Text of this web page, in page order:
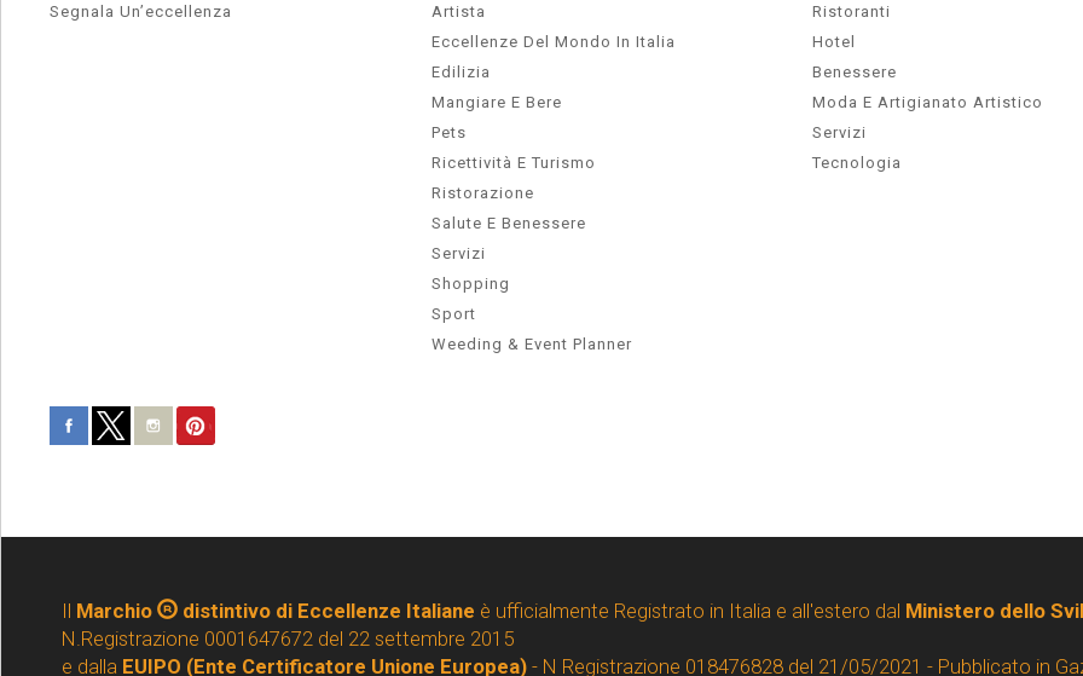
Segnala Un’eccellenza
Artista
Eccellenze Del Mondo In Italia
Edilizia
Mangiare E Bere
Pets
Ricettività E Turismo
Ristorazione
Salute E Benessere
Servizi
Shopping
Sport
Weeding & Event Planner
Ristoranti
Hotel
Benessere
Moda E Artigianato Artistico
Servizi
Tecnologia
Il Marchio distintivo di Eccellenze Italiane è ufficialmente Registrato in Italia e all'estero dal Ministero dello
N.Registrazione 0001647672 del 22 settembre 2015
e dalla EUIPO (Ente Certificatore Unione Europea) - N Registrazione 018476828 del 21/05/2021 - Pubblicato in